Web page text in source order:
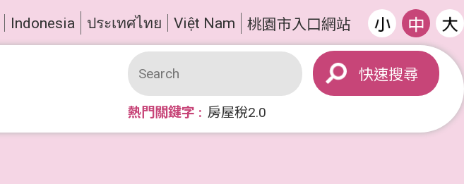
Indonesia ประเทศไทย Việt Nam 桃園市入口網站
搜尋
熱門關鍵字 房屋稅2.0